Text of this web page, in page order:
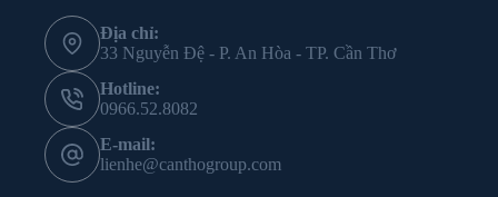
Địa chỉ:
33 Nguyễn Đệ - P. An Hòa - TP. Cần Thơ
Hotline:
0966.52.8082
E-mail:
lienhe@canthogroup.com